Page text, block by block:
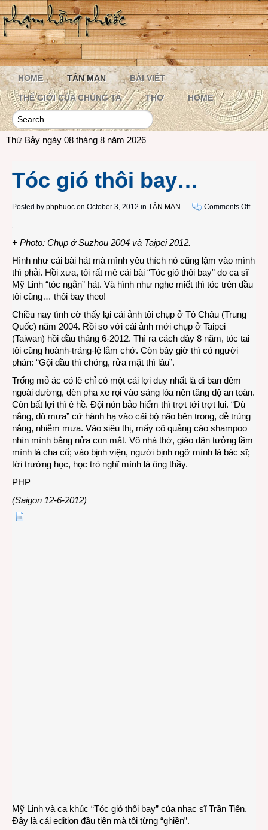
HOME TẢN MẠN BÀI VIẾT
THẾ GIỚI CỦA CHÚNG TA THƠ HOME
Thứ Bảy ngày 08 tháng 8 năm 2026
Tóc gió thôi bay…
Posted by phphuoc on October 3, 2012 in TẢN MẠN Comments Offon
+ Photo: Chụp ở Suzhou 2004 và Taipei 2012.
Hình như cái bài hát mà mình yêu thích nó cũng lậm vào mình
thì phải. Hồi xưa, tôi rất mê cái bài “Tóc gió thôi bay” do ca sĩ
Mỹ Linh “tóc ngắn” hát. Và hình như nghe miết thì tóc trên đầu
tôi cũng… thôi bay theo!
Chiều nay tình cờ thấy lại cái ảnh tôi chụp ở Tô Châu (Trung
Quốc) năm 2004. Rồi so với cái ảnh mới chụp ở Taipei
(Taiwan) hồi đầu tháng 6-2012. Thì ra cách đây 8 năm, tóc tai
tôi cũng hoành-tráng-lệ lắm chớ. Còn bây giờ thì có người
phán: “Gội đầu thì chóng, rửa mặt thì lâu”.
Trống mỏ ác có lẽ chỉ có một cái lợi duy nhất là đi ban đêm
ngoài đường, đèn pha xe rọi vào sáng lóa nên tăng độ an toàn.
Còn bất lợi thì ê hề. Đội nón bảo hiểm thì trợt tới trợt lui. “Dù
nắng, dù mưa” cứ hành hạ vào cái bộ não bên trong, dễ trúng
nắng, nhiễm mưa. Vào siêu thị, mấy cô quảng cáo shampoo
nhìn mình bằng nửa con mắt. Vô nhà thờ, giáo dân tưởng lầm
mình là cha cố; vào bịnh viện, người bịnh ngỡ mình là bác sĩ;
tới trường học, học trò nghĩ mình là ông thầy.
PHP
(Saigon 12-6-2012)
Mỹ Linh và ca khúc “Tóc gió thôi bay” của nhạc sĩ Trần Tiến.
Đây là cái edition đầu tiên mà tôi từng “ghiền”.